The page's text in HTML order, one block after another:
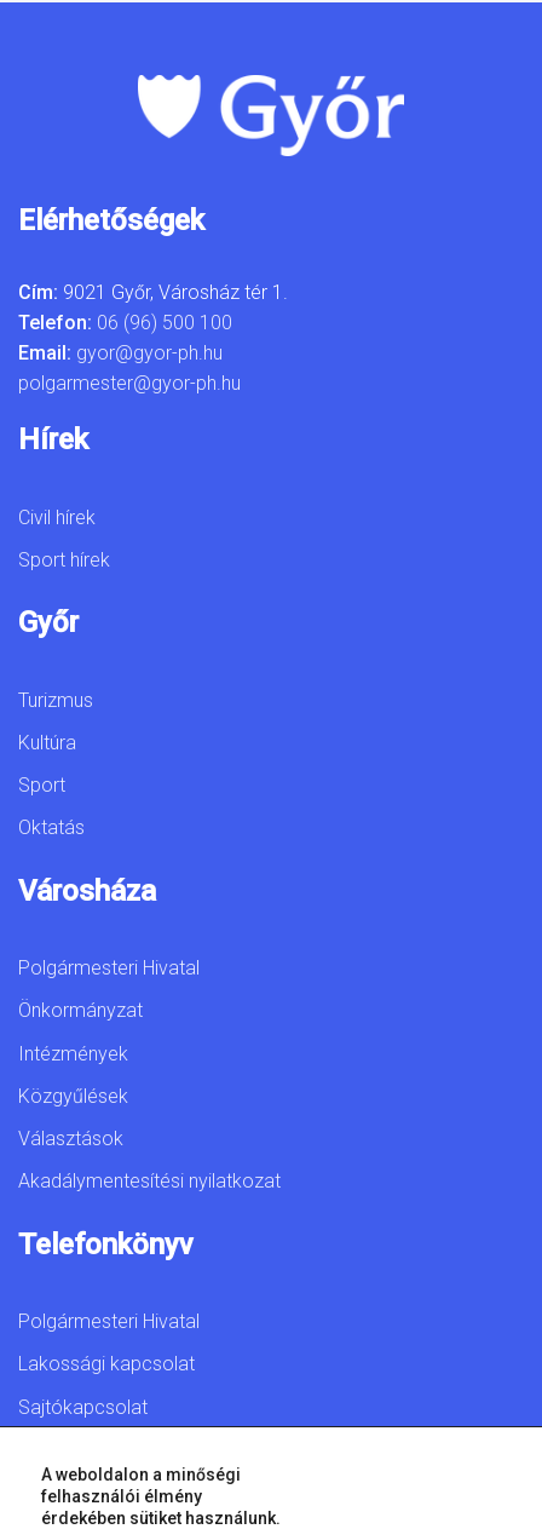
Elérhetőségek
Cím: 9021 Győr, Városház tér 1.
Telefon: 06 (96) 500 100
Email: gyor@gyor-ph.hu
polgarmester@gyor-ph.hu
Hírek
Civil hírek
Sport hírek
Győr
Turizmus
Kultúra
Sport
Oktatás
Városháza
Polgármesteri Hivatal
Önkormányzat
Intézmények
Közgyűlések
Választások
Akadálymentesítési nyilatkozat
Telefonkönyv
Polgármesteri Hivatal
Lakossági kapcsolat
Sajtókapcsolat
A weboldalon a minőségi
felhasználói élmény
érdekében sütiket használunk.